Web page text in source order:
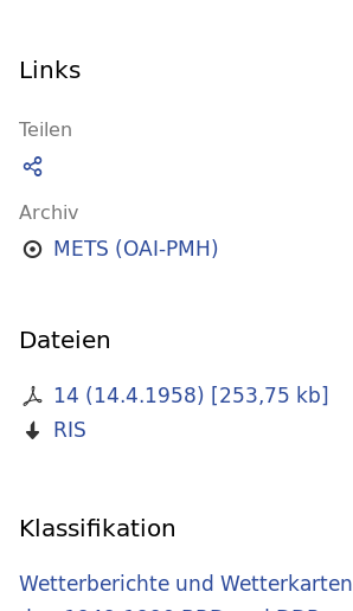
Links
Teilen
Archiv
METS (OAI-PMH)
Dateien
14 (14.4.1958) [253,75 kb]
RIS
Klassifikation
Wetterberichte und Wetterkarten